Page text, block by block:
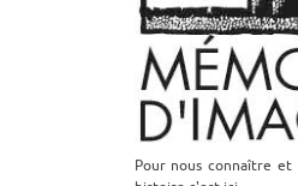
Pour nous connaître